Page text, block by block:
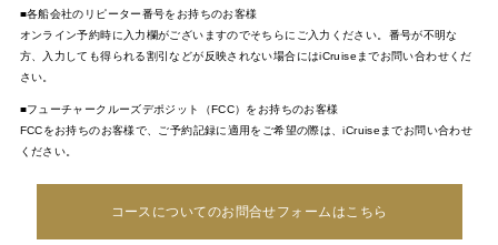
■各船会社のリピーター番号をお持ちのお客様
オンライン予約時に入力欄がございますのでそちらにご入力ください。番号が不明な
方、入力しても得られる割引などが反映されない場合にはiCruiseまでお問い合わせくだ
さい。
■フューチャークルーズデポジット（FCC）をお持ちのお客様
FCCをお持ちのお客様で、ご予約記録に適用をご希望の際は、iCruiseまでお問い合わせ
ください。
コースについてのお問合せフォームはこちら